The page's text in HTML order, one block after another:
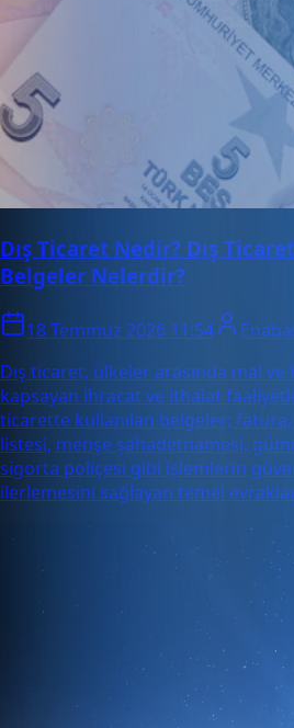
Dış Ticaret Nedir? Dış
Belgeler Nelerdir?
18 Temmuz 2026 11:54
Dış ticaret, ülkeler arasında mal ve
kapsayan ihracat ve ithalat
ticarette kullanılan belgeler;
listesi, menşe şahadetnamesi,
sigorta poliçesi gibi işlemlerin
ilerlemesini sağlayan temel